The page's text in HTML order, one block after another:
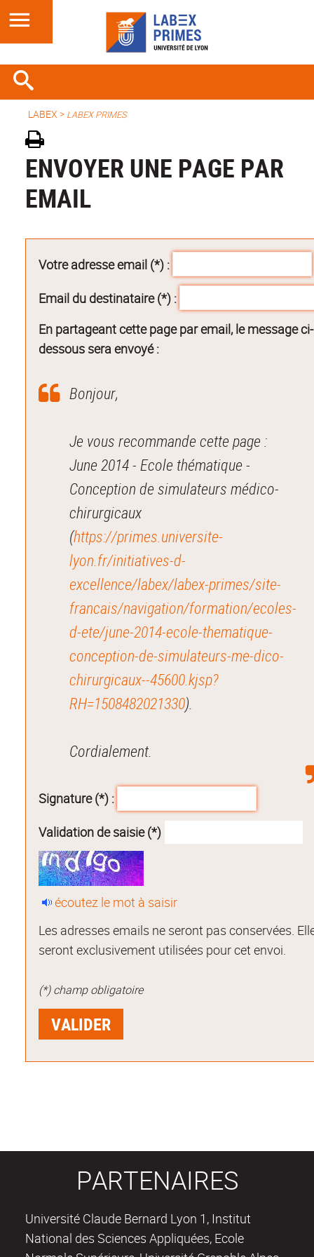
LABEX > LABEX PRIMES
ENVOYER UNE PAGE PAR
EMAIL
Votre adresse email (*) :
Email du destinataire (*) :
En partageant cette page par email, le message ci-
dessous sera envoyé :
Bonjour,
Je vous recommande cette page :
June 2014 - Ecole thématique -
Conception de simulateurs médico-
chirurgicaux
(https://primes.universite-
lyon.fr/initiatives-d-
excellence/labex/labex-primes/site-
francais/navigation/formation/ecoles-
d-ete/june-2014-ecole-thematique-
conception-de-simulateurs-me-dico-
chirurgicaux--45600.kjsp?
RH=1508482021330).
Cordialement.
Signature (*) :
Validation de saisie (*)
écoutez le mot à saisir
Les adresses emails ne seront pas conservées.
seront exclusivement utilisées pour cet envoi.
(*) champ obligatoire
PARTENAIRES
Université Claude Bernard Lyon 1, Institut
National des Sciences Appliquées, Ecole